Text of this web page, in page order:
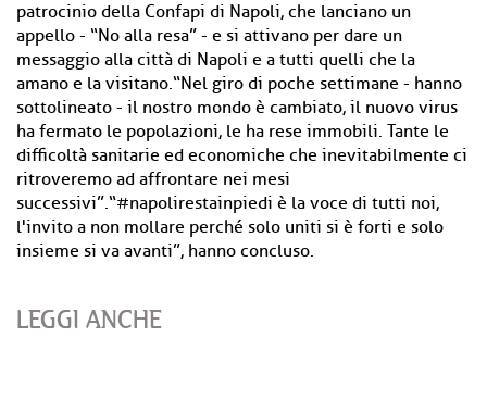
patrocinio della Confapi di Napoli, che lanciano un
appello - “No alla resa” - e si attivano per dare un
messaggio alla città di Napoli e a tutti quelli che la
amano e la visitano.“Nel giro di poche settimane - hanno
sottolineato - il nostro mondo è cambiato, il nuovo virus
ha fermato le popolazioni, le ha rese immobili. Tante le
difficoltà sanitarie ed economiche che inevitabilmente ci
ritroveremo ad affrontare nei mesi
successivi”.“#napolirestainpiedi è la voce di tutti noi,
l'invito a non mollare perché solo uniti si è forti e solo
insieme si va avanti”, hanno concluso.
LEGGI ANCHE